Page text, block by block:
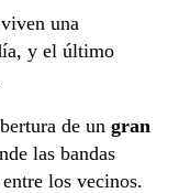
una
y el último
de un gran
las bandas
los vecinos.